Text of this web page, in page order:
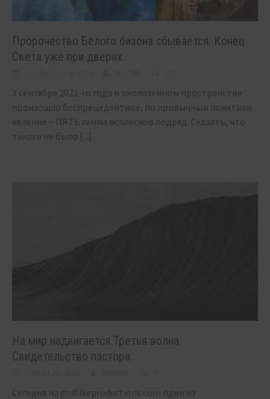
Пророчество Белого бизона сбывается: Конец
Света уже при дверях.
3 сентября 2021-го года в околоземном пространстве
произошло беспрецедентное, по привычным понятиям
явление – ПЯТЬ гамма всплесков подряд. Сказать, что
такого не было [...]
На мир надвигается Третья волна.
Свидетельство пастора.
Сегодня на godlikeproductions.com один из